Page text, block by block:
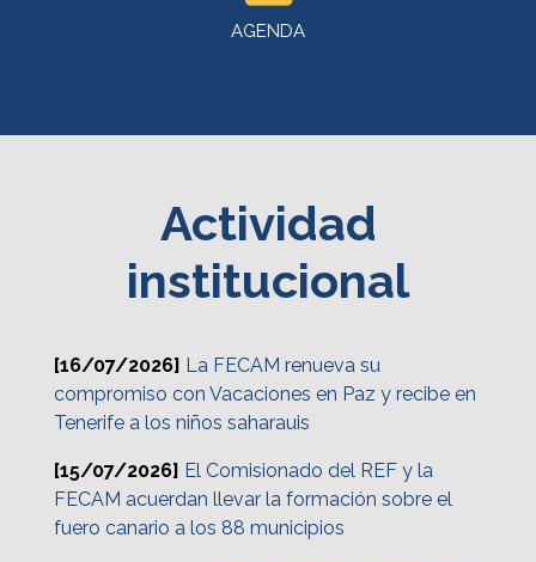
AGENDA
Actividad
institucional
[16/07/2026] La FECAM renueva su
compromiso con Vacaciones en Paz y recibe en
Tenerife a los niños saharauis
[15/07/2026] El Comisionado del REF y la
FECAM acuerdan llevar la formación sobre el
fuero canario a los 88 municipios